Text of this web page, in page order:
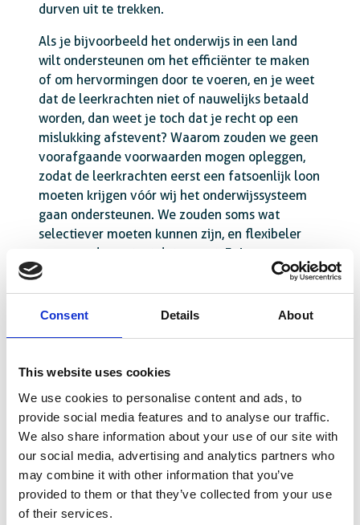
Consent Details About
This website uses cookies
We use cookies to personalise content and ads, to
provide social media features and to analyse our traffic.
We also share information about your use of our site with
our social media, advertising and analytics partners who
may combine it with other information that you’ve
provided to them or that they’ve collected from your use
of their services.
durven uit te trekken.
Als je bijvoorbeeld het onderwijs in een land
wilt ondersteunen om het efficiënter te maken
of om hervormingen door te voeren, en je weet
dat de leerkrachten niet of nauwelijks betaald
worden, dan weet je toch dat je recht op een
mislukking afstevent? Waarom zouden we geen
voorafgaande voorwaarden mogen opleggen,
zodat de leerkrachten eerst een fatsoenlijk loon
moeten krijgen vóór wij het onderwijssysteem
gaan ondersteunen. We zouden soms wat
selectiever moeten kunnen zijn, en flexibeler
wanneer de context dat vraagt. Er is geen
enkele reden waarom ‘onze’ sector, de industrie
van de internationale samenwerking, andere
regels zou moeten hanteren dan een
‘gedesindustrialiseerd’ worden. Dé
niet voor onze eigen eer en glorie, wel om waar
we kunnen een duwtje in de rug te geven.
Onlangs, op een bijeenkomst van Belgische
exportdiensten en Belgische en Congolese
ondernemers uit de diaspora moesten we
vaststellen dat zij ons agentschap niet kennen,